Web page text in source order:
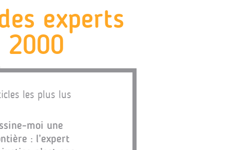
experts
les plus lus
moi une
: l’expert